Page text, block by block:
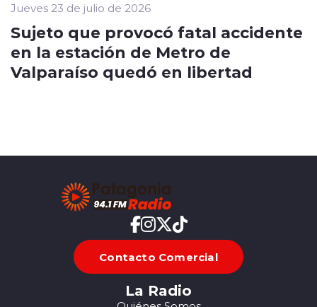
Jueves 23 de julio de 2026
Sujeto que provocó fatal accidente
en la estación de Metro de
Valparaíso quedó en libertad
Contacto Comercial
La Radio